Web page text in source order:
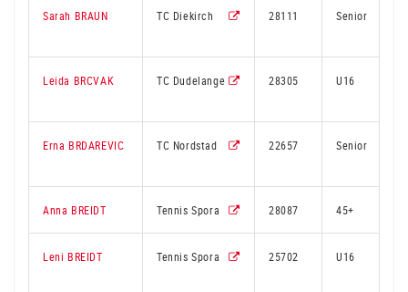
Sarah BRAUN TC Diekirch 28111 Senior
Leida BRCVAK TC Dudelange 28305 U16
Erna BRDAREVIC TC Nordstad 22657 Senior
Anna BREIDT Tennis Spora 28087 45+
Leni BREIDT Tennis Spora 25702 U16